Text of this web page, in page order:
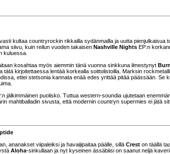
kultaa countryrockin rikkailla sydänmailla ja uutta pienjulkaisua
siivu, kuin reilun vuoden takaisen Nashville Nights EP:n
kuluessa.
kosahtaa myös aiemmin tänä vuonna sinkkuna ilmestynyt
tätä kirjoitettaessa lentää korkealla soittolistoilla. Marksin
ettei stetsonia kannata enää edes yrittää pitää päässään. Se
jälkimmäinen puolisko. Tuttua western-soundia ujutetaan
mahtiballadin sivusta, että modernin countryn supermies ei jätä
ananakset viipaleiksi ja havaijipaitaa päälle, sillä Crest on täällä
Aloha-sinkullaan ja nyt kyseinen ässäbiisi on saanut neljä